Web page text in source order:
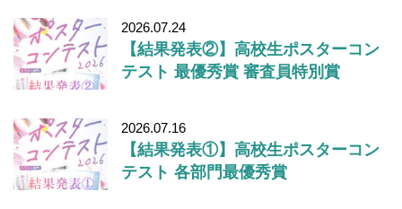
2026.07.24
【結果発表②】高校生ポスターコン
テスト 最優秀賞 審査員特別賞
2026.07.16
【結果発表①】高校生ポスターコン
テスト 各部門最優秀賞